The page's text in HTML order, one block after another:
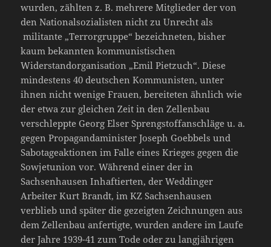
wurden, zählten z. B. mehrere Mitglieder der von
den Nationalsozialisten nicht zu Unrecht als
militante „Terrorgruppe“ bezeichneten, bisher
kaum bekannten kommunistischen
Widerstandorganisation „Emil Pietzuch“. Diese
mindestens 40 deutschen Kommunisten, unter
ihnen nicht wenige Frauen, bereiteten ähnlich wie
der etwa zur gleichen Zeit in den Zellenbau
verschleppte Georg Elser Sprengstoffanschläge u. a.
gegen Propagandaminister Joseph Goebbels und
Sabotageaktionen im Falle eines Krieges gegen die
Sowjetunion vor. Während einer der in
Sachsenhausen Inhaftierten, der Weddinger
Arbeiter Kurt Brandt, im KZ Sachsenhausen
verblieb und später die gezeigten Zeichnungen aus
dem Zellenbau anfertigte, wurden andere im Laufe
der Jahre 1939-41 zum Tode oder zu langjährigen